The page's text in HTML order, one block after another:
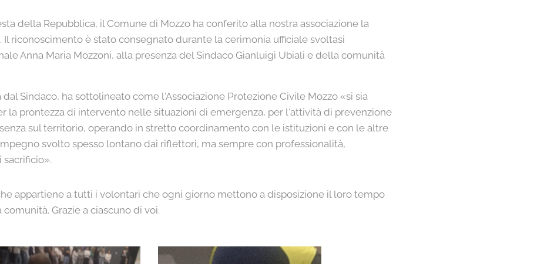
della Repubblica, il Comune di Mozzo ha conferito alla nostra associazione la
Il riconoscimento è stato consegnato durante la cerimonia ufficiale svoltasi
Anna Maria Mozzoni, alla presenza del Sindaco Gianluigi Ubiali e della comunità
Sindaco, ha sottolineato come l'Associazione Protezione Civile Mozzo «si sia
la prontezza di intervento nelle situazioni di emergenza, per l'attività di prevenzione
sul territorio, operando in stretto coordinamento con le istituzioni e con le altre
svolto spesso lontano dai riflettori, ma sempre con professionalità,
sacrificio».
appartiene a tutti i volontari che ogni giorno mettono a disposizione il loro tempo
Grazie a ciascuno di voi.